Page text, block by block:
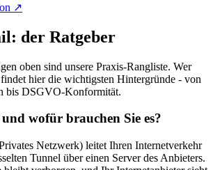
↗
der Ratgeber
oben sind unsere Praxis-Rangliste. Wer
hier die wichtigsten Hintergründe - von
bis DSGVO-Konformität.
wofür brauchen Sie es?
Netzwerk) leitet Ihren Internetverkehr
Tunnel über einen Server des Anbieters.